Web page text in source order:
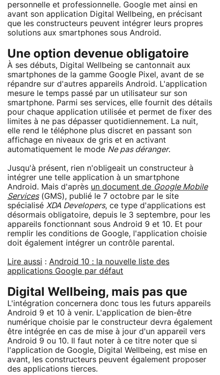
personnelle et professionnelle. Google met ainsi en
avant son application Digital Wellbeing, en précisant
que les constructeurs peuvent intégrer leurs propres
solutions aux smartphones sous Android.
Une option devenue obligatoire
À ses débuts, Digital Wellbeing se cantonnait aux
smartphones de la gamme Google Pixel, avant de se
répandre sur d'autres appareils Android. L'application
mesure le temps passé par un utilisateur sur son
smartphone. Parmi ses services, elle fournit des détails
pour chaque application utilisée et permet de fixer des
limites à ne pas dépasser quotidiennement. La nuit,
elle rend le téléphone plus discret en passant son
affichage en niveaux de gris et en activant
automatiquement le mode Ne pas déranger.
Jusqu'à présent, rien n'obligeait un constructeur à
intégrer une telle application à un smartphone
Android. Mais d'après un document de Google Mobile
Services(GMS), publié le 7 octobre par le site
spécialisé XDA Developers, ce type d'applications est
désormais obligatoire, depuis le 3 septembre, pour les
appareils fonctionnant sous Android 9 et 10. Et pour
remplir les conditions de Google, l'application choisie
doit également intégrer un contrôle parental.
Lire aussi : Android 10 : la nouvelle liste des
applications Google par défaut
Digital Wellbeing, mais pas que
L'intégration concernera donc tous les futurs appareils
Android 9 et 10 à venir. L'application de bien-être
numérique choisie par le constructeur devra également
être intégrée en cas de mise à jour d'un appareil vers
Android 9 ou 10. Il faut noter à ce titre noter que si
l'application de Google, Digital Wellbeing, est mise en
avant, les constructeurs peuvent également proposer
des applications tierces.